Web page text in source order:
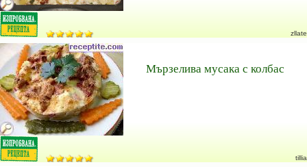
zllate
Мързелива мусака с колбас
tillia